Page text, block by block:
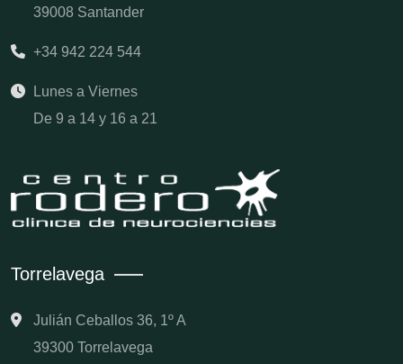
39008 Santander
+34 942 224 544
Lunes a Viernes
De 9 a 14 y 16 a 21
Torrelavega
Julián Ceballos 36, 1º A
39300 Torrelavega